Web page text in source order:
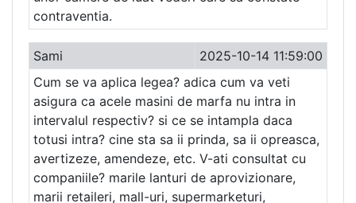
contraventia.
Sami
2025-10-14 11:59:00
Cum se va aplica legea? adica cum va veti
asigura ca acele masini de marfa nu intra in
intervalul respectiv? si ce se intampla daca
totusi intra? cine sta sa ii prinda, sa ii opreasca,
avertizeze, amendeze, etc. V-ati consultat cu
companiile? marile lanturi de aprovizionare,
marii retaileri, mall-uri, supermarketuri,